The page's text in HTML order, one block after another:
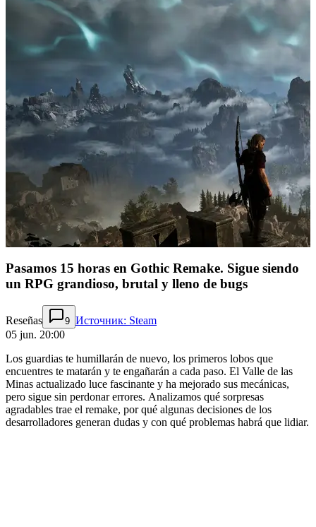
Pasamos 15 horas en Gothic Remake. Sigue siendo
un RPG grandioso, brutal y lleno de bugs
Reseñas 9 Источник: Steam
05 jun. 20:00
Los guardias te humillarán de nuevo, los primeros lobos que
encuentres te matarán y te engañarán a cada paso. El Valle de las
Minas actualizado luce fascinante y ha mejorado sus mecánicas,
pero sigue sin perdonar errores. Analizamos qué sorpresas
agradables trae el remake, por qué algunas decisiones de los
desarrolladores generan dudas y con qué problemas habrá que lidiar.